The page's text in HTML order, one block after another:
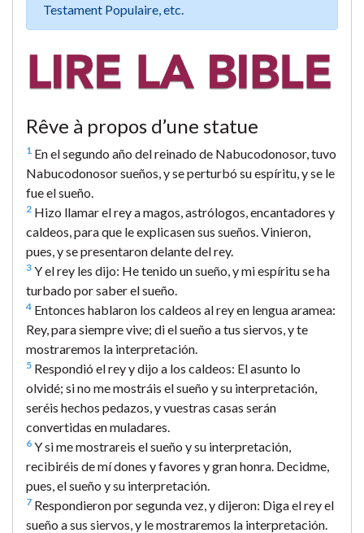
Testament Populaire, etc.
Rêve à propos d’une statue
1 En el segundo año del reinado de Nabucodonosor, tuvo
Nabucodonosor sueños, y se perturbó su espíritu, y se le
fue el sueño.
2 Hizo llamar el rey a magos, astrólogos, encantadores y
caldeos, para que le explicasen sus sueños. Vinieron,
pues, y se presentaron delante del rey.
3 Y el rey les dijo: He tenido un sueño, y mi espíritu se ha
turbado por saber el sueño.
4 Entonces hablaron los caldeos al rey en lengua aramea:
Rey, para siempre vive; di el sueño a tus siervos, y te
mostraremos la interpretación.
5 Respondió el rey y dijo a los caldeos: El asunto lo
olvidé; si no me mostráis el sueño y su interpretación,
seréis hechos pedazos, y vuestras casas serán
convertidas en muladares.
6 Y si me mostrareis el sueño y su interpretación,
recibiréis de mí dones y favores y gran honra. Decidme,
pues, el sueño y su interpretación.
7 Respondieron por segunda vez, y dijeron: Diga el rey el
sueño a sus siervos, y le mostraremos la interpretación.